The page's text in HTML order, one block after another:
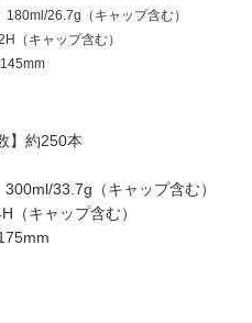
180ml/26.7g（キャップ含む）
（キャップ含む）
】約250本
300ml/33.7g（キャップ含む）
（キャップ含む）